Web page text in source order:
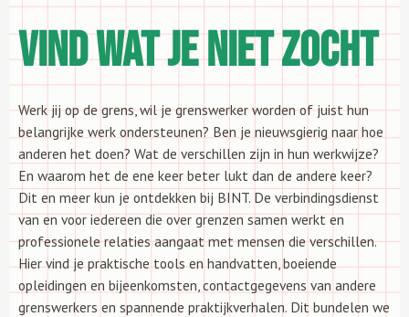
Vind wat je niet zocht
Werk jij op de grens, wil je grenswerker worden of juist hun
belangrijke werk ondersteunen? Ben je nieuwsgierig naar hoe
anderen het doen? Wat de verschillen zijn in hun werkwijze?
En waarom het de ene keer beter lukt dan de andere keer?
Dit en meer kun je ontdekken bij BINT. De verbindingsdienst
van en voor iedereen die over grenzen samen werkt en
professionele relaties aangaat met mensen die verschillen.
Hier vind je praktische tools en handvatten, boeiende
opleidingen en bijeenkomsten, contactgegevens van andere
grenswerkers en spannende praktijkverhalen. Dit bundelen we